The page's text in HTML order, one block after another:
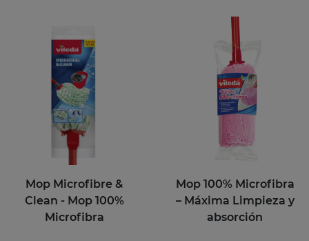
Mop Microfibre &
Clean - Mop 100%
Microfibra
Mop 100% Microfibra
– Máxima Limpieza y
absorción